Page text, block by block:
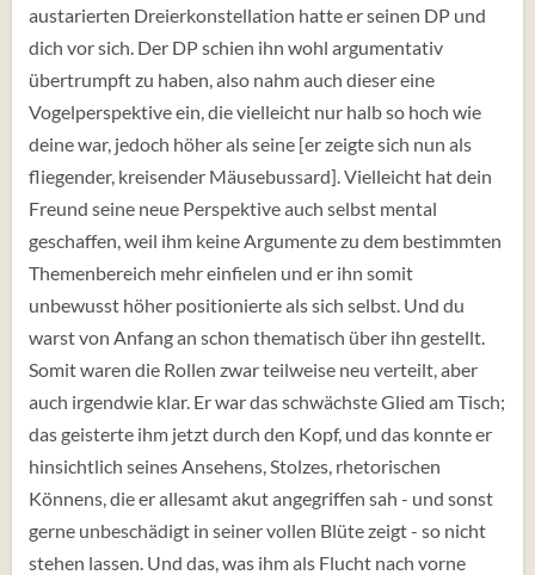
austarierten Dreierkonstellation hatte er seinen DP und
dich vor sich. Der DP schien ihn wohl argumentativ
übertrumpft zu haben, also nahm auch dieser eine
Vogelperspektive ein, die vielleicht nur halb so hoch wie
deine war, jedoch höher als seine [er zeigte sich nun als
fliegender, kreisender Mäusebussard]. Vielleicht hat dein
Freund seine neue Perspektive auch selbst mental
geschaffen, weil ihm keine Argumente zu dem bestimmten
Themenbereich mehr einfielen und er ihn somit
unbewusst höher positionierte als sich selbst. Und du
warst von Anfang an schon thematisch über ihn gestellt.
Somit waren die Rollen zwar teilweise neu verteilt, aber
auch irgendwie klar. Er war das schwächste Glied am Tisch;
das geisterte ihm jetzt durch den Kopf, und das konnte er
hinsichtlich seines Ansehens, Stolzes, rhetorischen
Könnens, die er allesamt akut angegriffen sah - und sonst
gerne unbeschädigt in seiner vollen Blüte zeigt - so nicht
stehen lassen. Und das, was ihm als Flucht nach vorne